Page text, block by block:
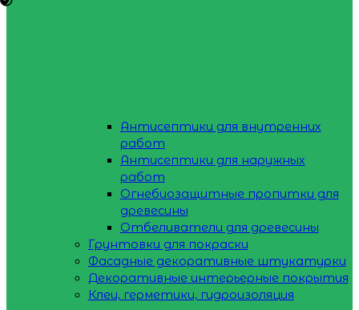
Антисептики для внутренних
работ
Антисептики для наружных
работ
Огнебиозащитные пропитки для
древесины
Отбеливатели для древесины
Грунтовки для покраски
Фасадные декоративные штукатурки
Декоративные интерьерные покрытия
Клеи, герметики, гидроизоляция